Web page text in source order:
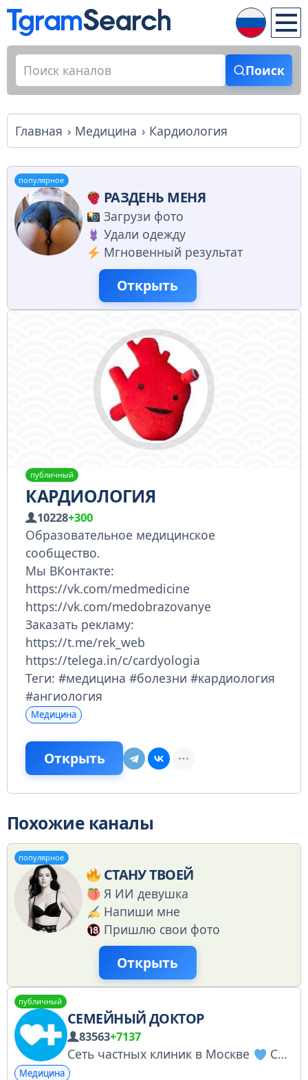
Поиск
Главная Медицина Кардиология
популярное
РАЗДЕНЬ МЕНЯ
Загрузи фото
Удали одежду
Мгновенный результат
Открыть
публичный
КАРДИОЛОГИЯ
10228+300
Образовательное медицинское
сообщество.
Мы ВКонтакте:
https://vk.com/medmedicine
https://vk.com/medobrazovanye
Заказать рекламу:
https://t.me/rek_web
https://telega.in/c/cardyologia
Теги: #медицина #болезни #кардиология
#ангиология
Медицина
Открыть
Похожие каналы
популярное
СТАНУ ТВОЕЙ
Я ИИ девушка
Напиши мне
Пришлю свои фото
Открыть
публичный
СЕМЕЙНЫЙ ДОКТОР
83563+7137
Сеть частных клиник в Москве Сайт: fdoctor.ru Запись на прием: fdoctor.ru/#appointments Тел.: +7(495)480-75-08 Акции: fdoctor.ru/offers/ На нервной почве https://t.me/fdoctor_psy Регистрация в перечне РКН: https://vk.cc/cFYH2Z
Медицина